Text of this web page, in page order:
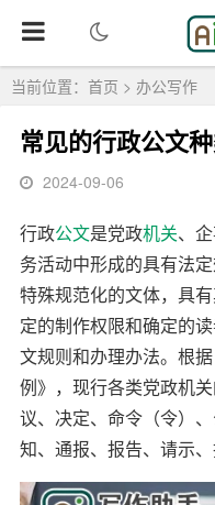
当前位置： 首页 > 办公写作
常见的行政公文
2024-09-06
行政公文是党政机关、企
务活动中形成的具有法
特殊规范化的文体，具
定的制作权限和确定的
文规则和办理办法。根
例》，现行各类党政机
议、决定、命令（令）
知、通报、报告、请示